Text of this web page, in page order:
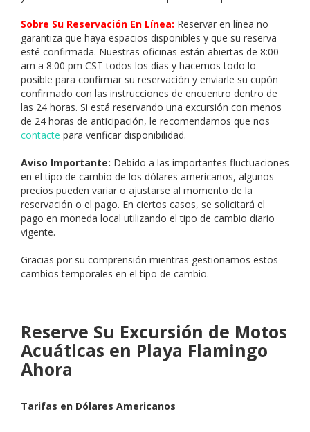
Sobre Su Reservación En Línea: Reservar en línea no
garantiza que haya espacios disponibles y que su reserva
esté confirmada. Nuestras oficinas están abiertas de 8:00
am a 8:00 pm CST todos los días y hacemos todo lo
posible para confirmar su reservación y enviarle su cupón
confirmado con las instrucciones de encuentro dentro de
las 24 horas. Si está reservando una excursión con menos
de 24 horas de anticipación, le recomendamos que nos
contacte para verificar disponibilidad.
Aviso Importante: Debido a las importantes fluctuaciones
en el tipo de cambio de los dólares americanos, algunos
precios pueden variar o ajustarse al momento de la
reservación o el pago. En ciertos casos, se solicitará el
pago en moneda local utilizando el tipo de cambio diario
vigente.
Gracias por su comprensión mientras gestionamos estos
cambios temporales en el tipo de cambio.
Reserve Su Excursión de Motos
Acuáticas en Playa Flamingo
Ahora
Tarifas en Dólares Americanos